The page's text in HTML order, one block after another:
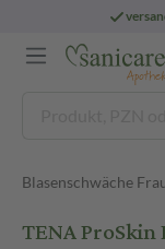
Blasenschwäche
TENA